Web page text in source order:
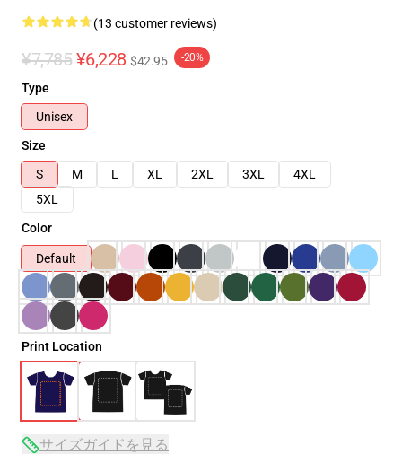
(13 customer reviews)
¥7,785 ¥6,228 $42.95 -20%
Type
Unisex
Size
S
M L XL 2XL 3XL
4XL
5XL
Color
Default
Print Location
サイズガイドを見る